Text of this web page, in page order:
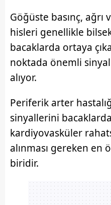
Göğüste basınç, ağrı
hisleri genellikle
bacaklarda ortaya
noktada önemli
alıyor.
Periferik arter
sinyallerini
kardiyovasküler
alınması gereken
biridir.